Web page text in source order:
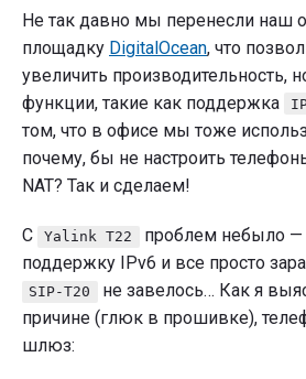
Не так давно мы перенесли наш
площадку DigitalOcean, что
увеличить производительность,
функции, такие как поддержка
том, что в офисе мы тоже
почему, бы не настроить
NAT? Так и сделаем!
С Yalink T22
проблем небыло
поддержку IPv6 и все просто
SIP-T20
не завелось… Как я
причине (глюк в прошивке),
шлюз: